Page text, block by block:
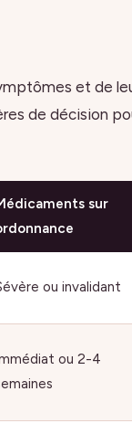
et de
de décision
sur
ou invalidant
ou 2-4